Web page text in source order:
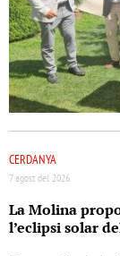
CERDANYA
7 agost del 2026
La Molina
l’eclipsi solar